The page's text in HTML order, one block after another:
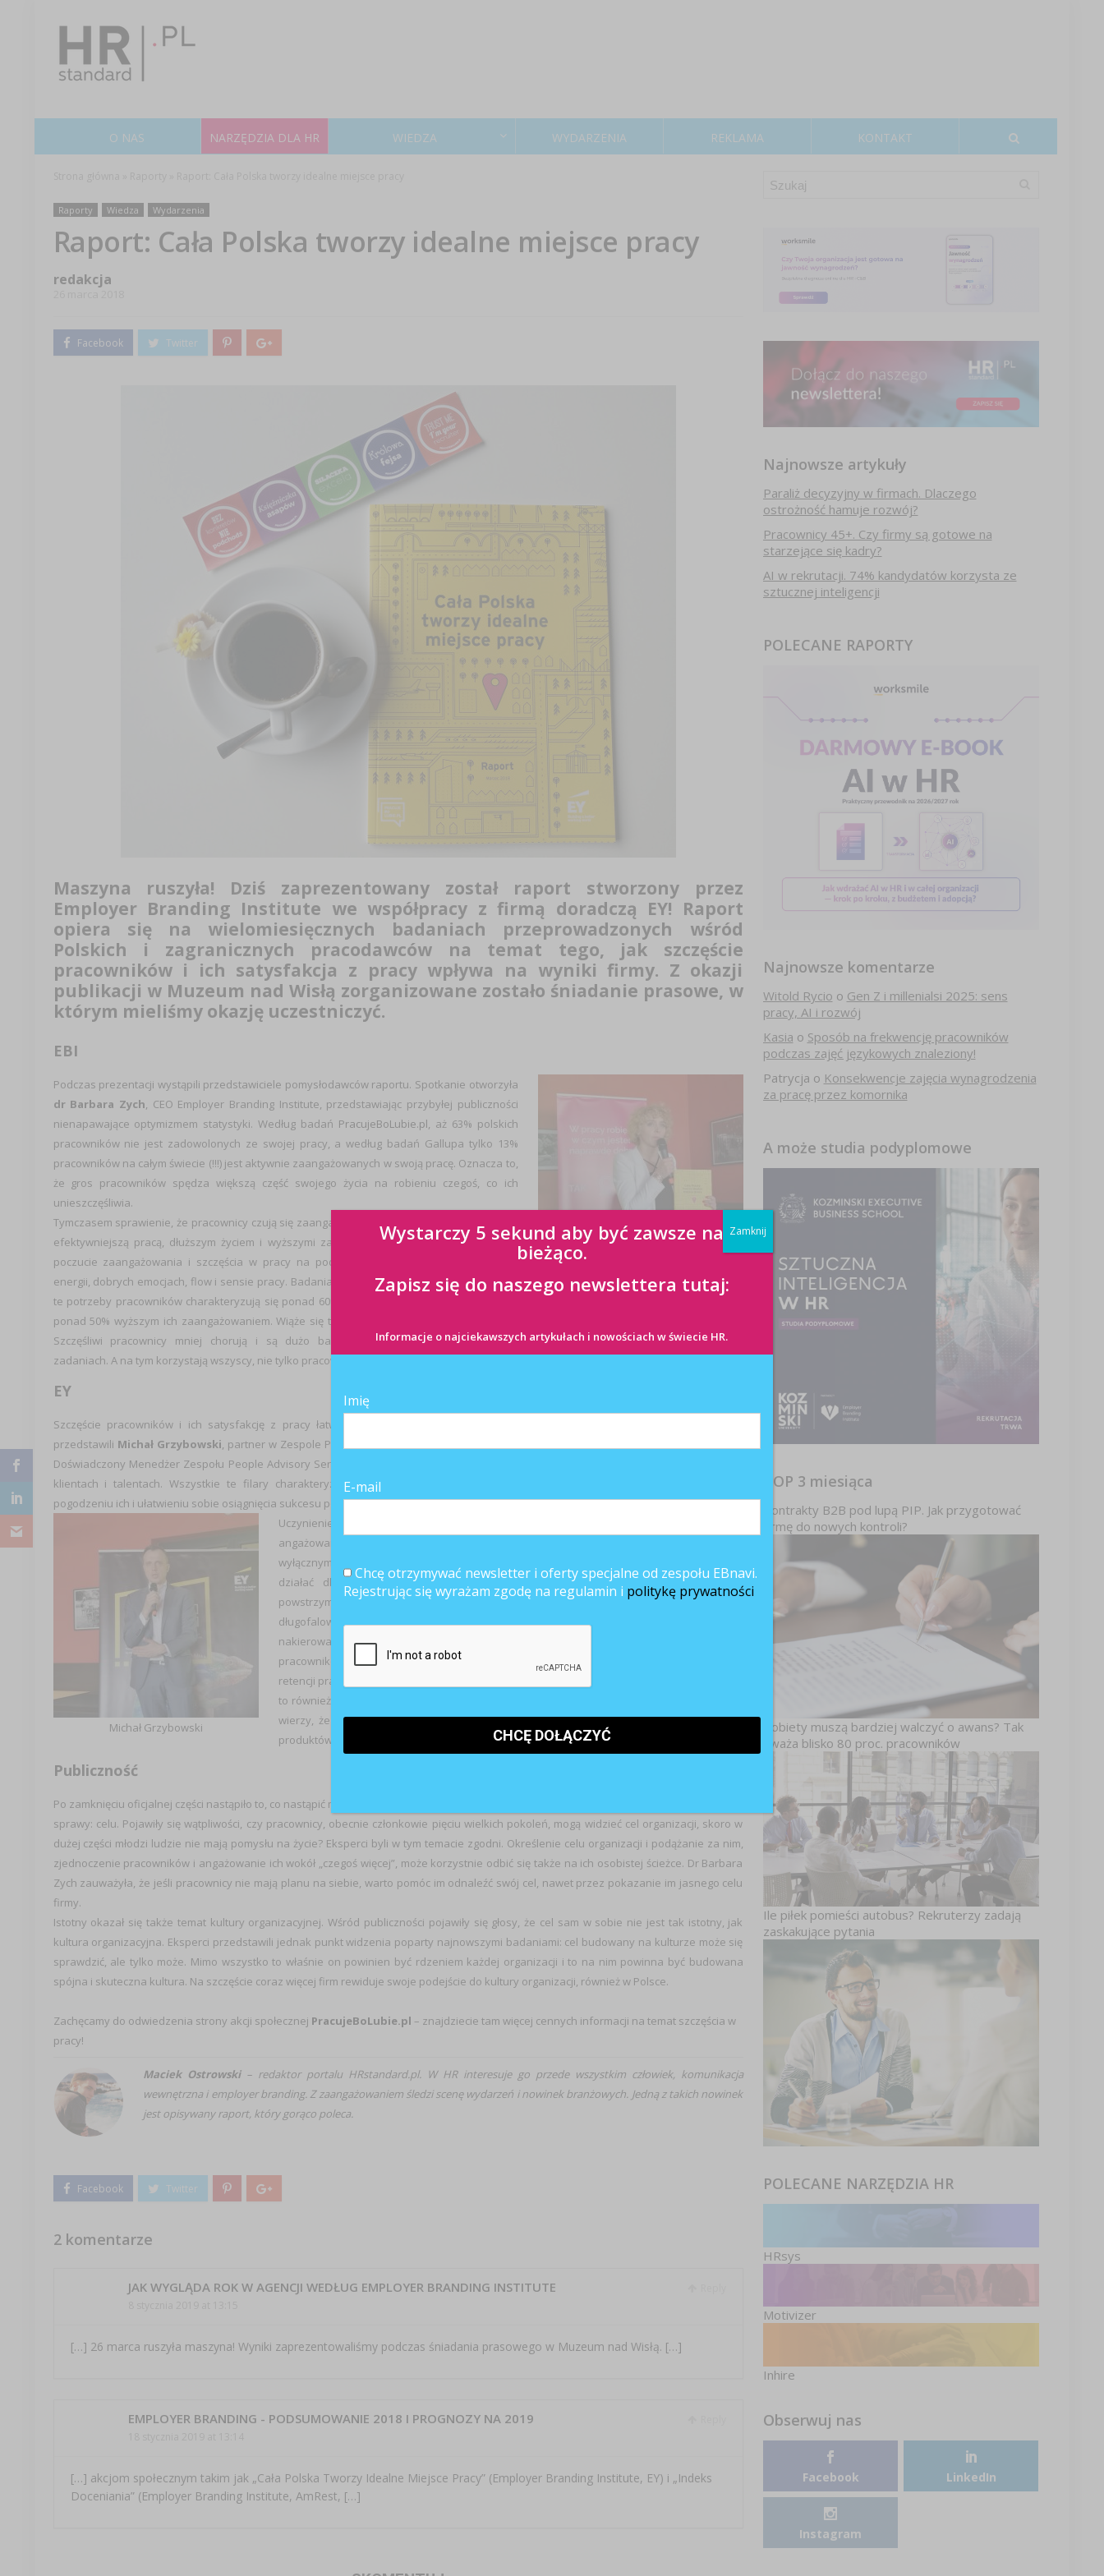
O NAS NARZĘDZIA DLA HR WIEDZA WYDARZENIA REKLAMA KONTAKT
Raporty Wiedza Wydarzenia
Raport: Cała Polska tworzy idealne miejsce pracy
redakcja
Maszyna ruszyła! Dziś zaprezentowany został raport stworzony przez
Employer Branding Institute we współpracy z firmą doradczą EY! Raport
opiera się na wielomiesięcznych badaniach przeprowadzonych wśród
Polskich i zagranicznych pracodawców na temat tego, jak szczęście
pracowników i ich satysfakcja z pracy wpływa na wyniki firmy. Z okazji
publikacji w Muzeum nad Wisłą zorganizowane zostało śniadanie prasowe, w
którym mieliśmy okazję uczestniczyć.
EBI
Podczas prezentacji wystąpili przedstawiciele pomysłodawców raportu. Spotkanie otworzyła
dr Barbara Zych, CEO Employer Branding Institute, przedstawiając przybyłej publiczności
nienapawające optymizmem statystyki. Według badań PracujeBoLubie.pl, aż 63% polskich
pracowników nie jest zadowolonych ze swojej pracy, a według badań Gallupa tylko 13%
pracowników na całym świecie (!!!) jest aktywnie zaangażowanych w swoją pracę. Oznacza to,
że gros pracowników spędza większą część swojego życia na robieniu czegoś, co ich
unieszczęśliwia.
Tymczasem sprawienie, że pracownicy czują się zaangażowani w swoją pracę wiąże się z ich
efektywniejszą pracą, dłuższym życiem i wyższymi zarobkami. Najlepiej jest budować ich
poczucie zaangażowania i szczęścia w pracy na podstawie czterech części składowych:
energii, dobrych emocjach, flow i sensie pracy. Badania wskazują, że organizacje realizujące
te potrzeby pracowników charakteryzują się ponad 60% wzrostem lojalności pracowników i
ponad 50% wyższym ich zaangażowaniem. Wiąże się to także z szeregiem innych korzyści.
Szczęśliwi pracownicy mniej chorują i są dużo bardziej kreatywni w wykonywanych
zadaniach. A na tym korzystają wszyscy, nie tylko pracownicy.
EY
Szczęście pracowników i ich satysfakcję z pracy łatwiej projektuje się, gdy organizacja ma jakiś cel. Wyniki badań na ten temat
przedstawili Michał Grzybowski, partner w Zespole People Advisory Services, w Dziale Doradztwa Podatkowego EY i
Doświadczony Menedżer Zespołu People Advisory Services. Eksperci zwrócili uwagę na to, że firma opiera się na trzech filarach: rynku,
klientach i talentach. Wszystkie te filary charakteryzują się turbulencjami, które utrudniają funkcjonowanie każdej organizacji. W
pogodzeniu ich i ułatwieniu sobie osiągnięcia sukcesu pomaga (a nawet konieczne jest) postawienie na konkretny cel.
Michał Grzybowski
Uczynienie z organizacyjnego „dlaczego?” azymutu firmy jest obecnie kluczowe w
angażowaniu pracowników. Według badań jedynie 6% światowej populacji uważa, że
wyłącznym celem organizacji jest przynoszenie zysków udziałowcom. Ponadto cel może
działać dla firmy jak swoisty filtr. Dzięki niemu łatwiej wychwytywać zagrożenia,
powstrzymywać się od ulegania chwilowym modom i trendom i skoncentrować na
długofalowych rozwiązaniach przyczyniających się do sukcesu. Funkcjonowanie w modelu
nakierowanym na cel oznacza zwiększenie zaangażowania i poziomu zadowolenia
pracowników – to już wiemy. Innym ważnym wymiernym efektem jest znaczne zwiększenie
retencji pracowników: są nawet trzykrotnie bardziej skłonni do pozostania w firmie. Koreluje
to również bezpośrednio z klienckim odbiorem marki. Przeszło 90% uczestników badań EY
wierzy, że firma działająca zgodnie ze swoim celem dostarcza najwyższej jakości usług i
produktów. 72% poleciłoby taką firmę.
Publiczność
Po zamknięciu oficjalnej części nastąpiło to, co nastąpić musiało: rozgorzała dyskusja. Publiczność miała zastrzeżenia co do bardzo istotnej
sprawy: celu. Pojawiły się wątpliwości, czy pracownicy, obecnie członkowie pięciu wielkich pokoleń, mogą widzieć cel organizacji, skoro w
dużej części młodzi ludzie nie mają pomysłu na życie? Eksperci byli w tym temacie zgodni. Określenie celu organizacji i podążanie za nim,
zjednoczenie pracowników i angażowanie ich wokół „czegoś więcej”, może korzystnie odbić się także na ich osobistej ścieżce. Dr Barbara
Zych zauważyła, że jeśli pracownicy nie mają planu na siebie, warto pomóc im odnaleźć swój cel, nawet przez pokazanie im jasnego celu
firmy.
Istotny okazał się także temat kultury organizacyjnej. Wśród publiczności pojawiły się głosy, że cel sam w sobie nie jest tak istotny, jak
kultura organizacyjna. Eksperci przedstawili jednak punkt widzenia poparty najnowszymi badaniami: cel budowany na kulturze może się
sprawdzić, ale tylko może. Mimo wszystko to właśnie on powinien być rdzeniem każdej organizacji i to na nim powinna być budowana
spójna i skuteczna kultura. Na szczęście coraz więcej firm rewiduje swoje podejście do kultury organizacji, również w Polsce.
Zachęcamy do odwiedzenia strony akcji społecznej PracujeBoLubie.pl – znajdziecie tam więcej cennych informacji na temat szczęścia w
pracy!
Maciek Ostrowski – redaktor portalu HRstandard.pl. W HR interesuje go przede wszystkim człowiek, komunikacja
wewnętrzna i employer branding. Z zaangażowaniem śledzi scenę wydarzeń i nowinek branżowych. Jedną z takich nowinek
jest opisywany raport, który gorąco poleca.
2 komentarze
JAK WYGLĄDA ROK W AGENCJI WEDŁUG EMPLOYER BRANDING INSTITUTE
[…] 26 marca ruszyła maszyna! Wyniki zaprezentowaliśmy podczas śniadania prasowego w Muzeum nad Wisłą. […]
EMPLOYER BRANDING - PODSUMOWANIE 2018 I PROGNOZY NA 2019
[…] akcjom społecznym takim jak „Cała Polska Tworzy Idealne Miejsce Pracy” (Employer Branding Institute, EY) i „Indeks
Doceniania” (Employer Branding Institute, AmRest, […]
Najnowsze artykuły
Paraliż decyzyjny w firmach. Dlaczego
ostrożność hamuje rozwój?
Pracownicy 45+. Czy firmy są gotowe na
starzejące się kadry?
AI w rekrutacji. 74% kandydatów korzysta ze
sztucznej inteligencji
POLECANE RAPORTY
Najnowsze komentarze
Witold Rycio o Gen Z i millenialsi 2025: sens
pracy, AI i rozwój
Kasia o Sposób na frekwencję pracowników
podczas zajęć językowych znaleziony!
Patrycja o Konsekwencje zajęcia wynagrodzenia
za pracę przez komornika
A może studia podyplomowe
TOP 3 miesiąca
Kontrakty B2B pod lupą PIP. Jak przygotować
firmę do nowych kontroli?
Kobiety muszą bardziej walczyć o awans? Tak
uważa blisko 80 proc. pracowników
Ile piłek pomieści autobus? Rekruterzy zadają
zaskakujące pytania
POLECANE NARZĘDZIA HR
HRsys
Motivizer
Inhire
Obserwuj nas
Facebook LinkedIn
Instagram
Wystarczy 5 sekund aby być zawsze na
bieżąco.
Zapisz się do naszego newslettera tutaj:
Informacje o najciekawszych artykułach i nowościach w świecie HR.
Imię
E-mail
Chcę otrzymywać newsletter i oferty specjalne od zespołu EBnavi.
Rejestrując się wyrażam zgodę na regulamin i politykę prywatności
Zamknij